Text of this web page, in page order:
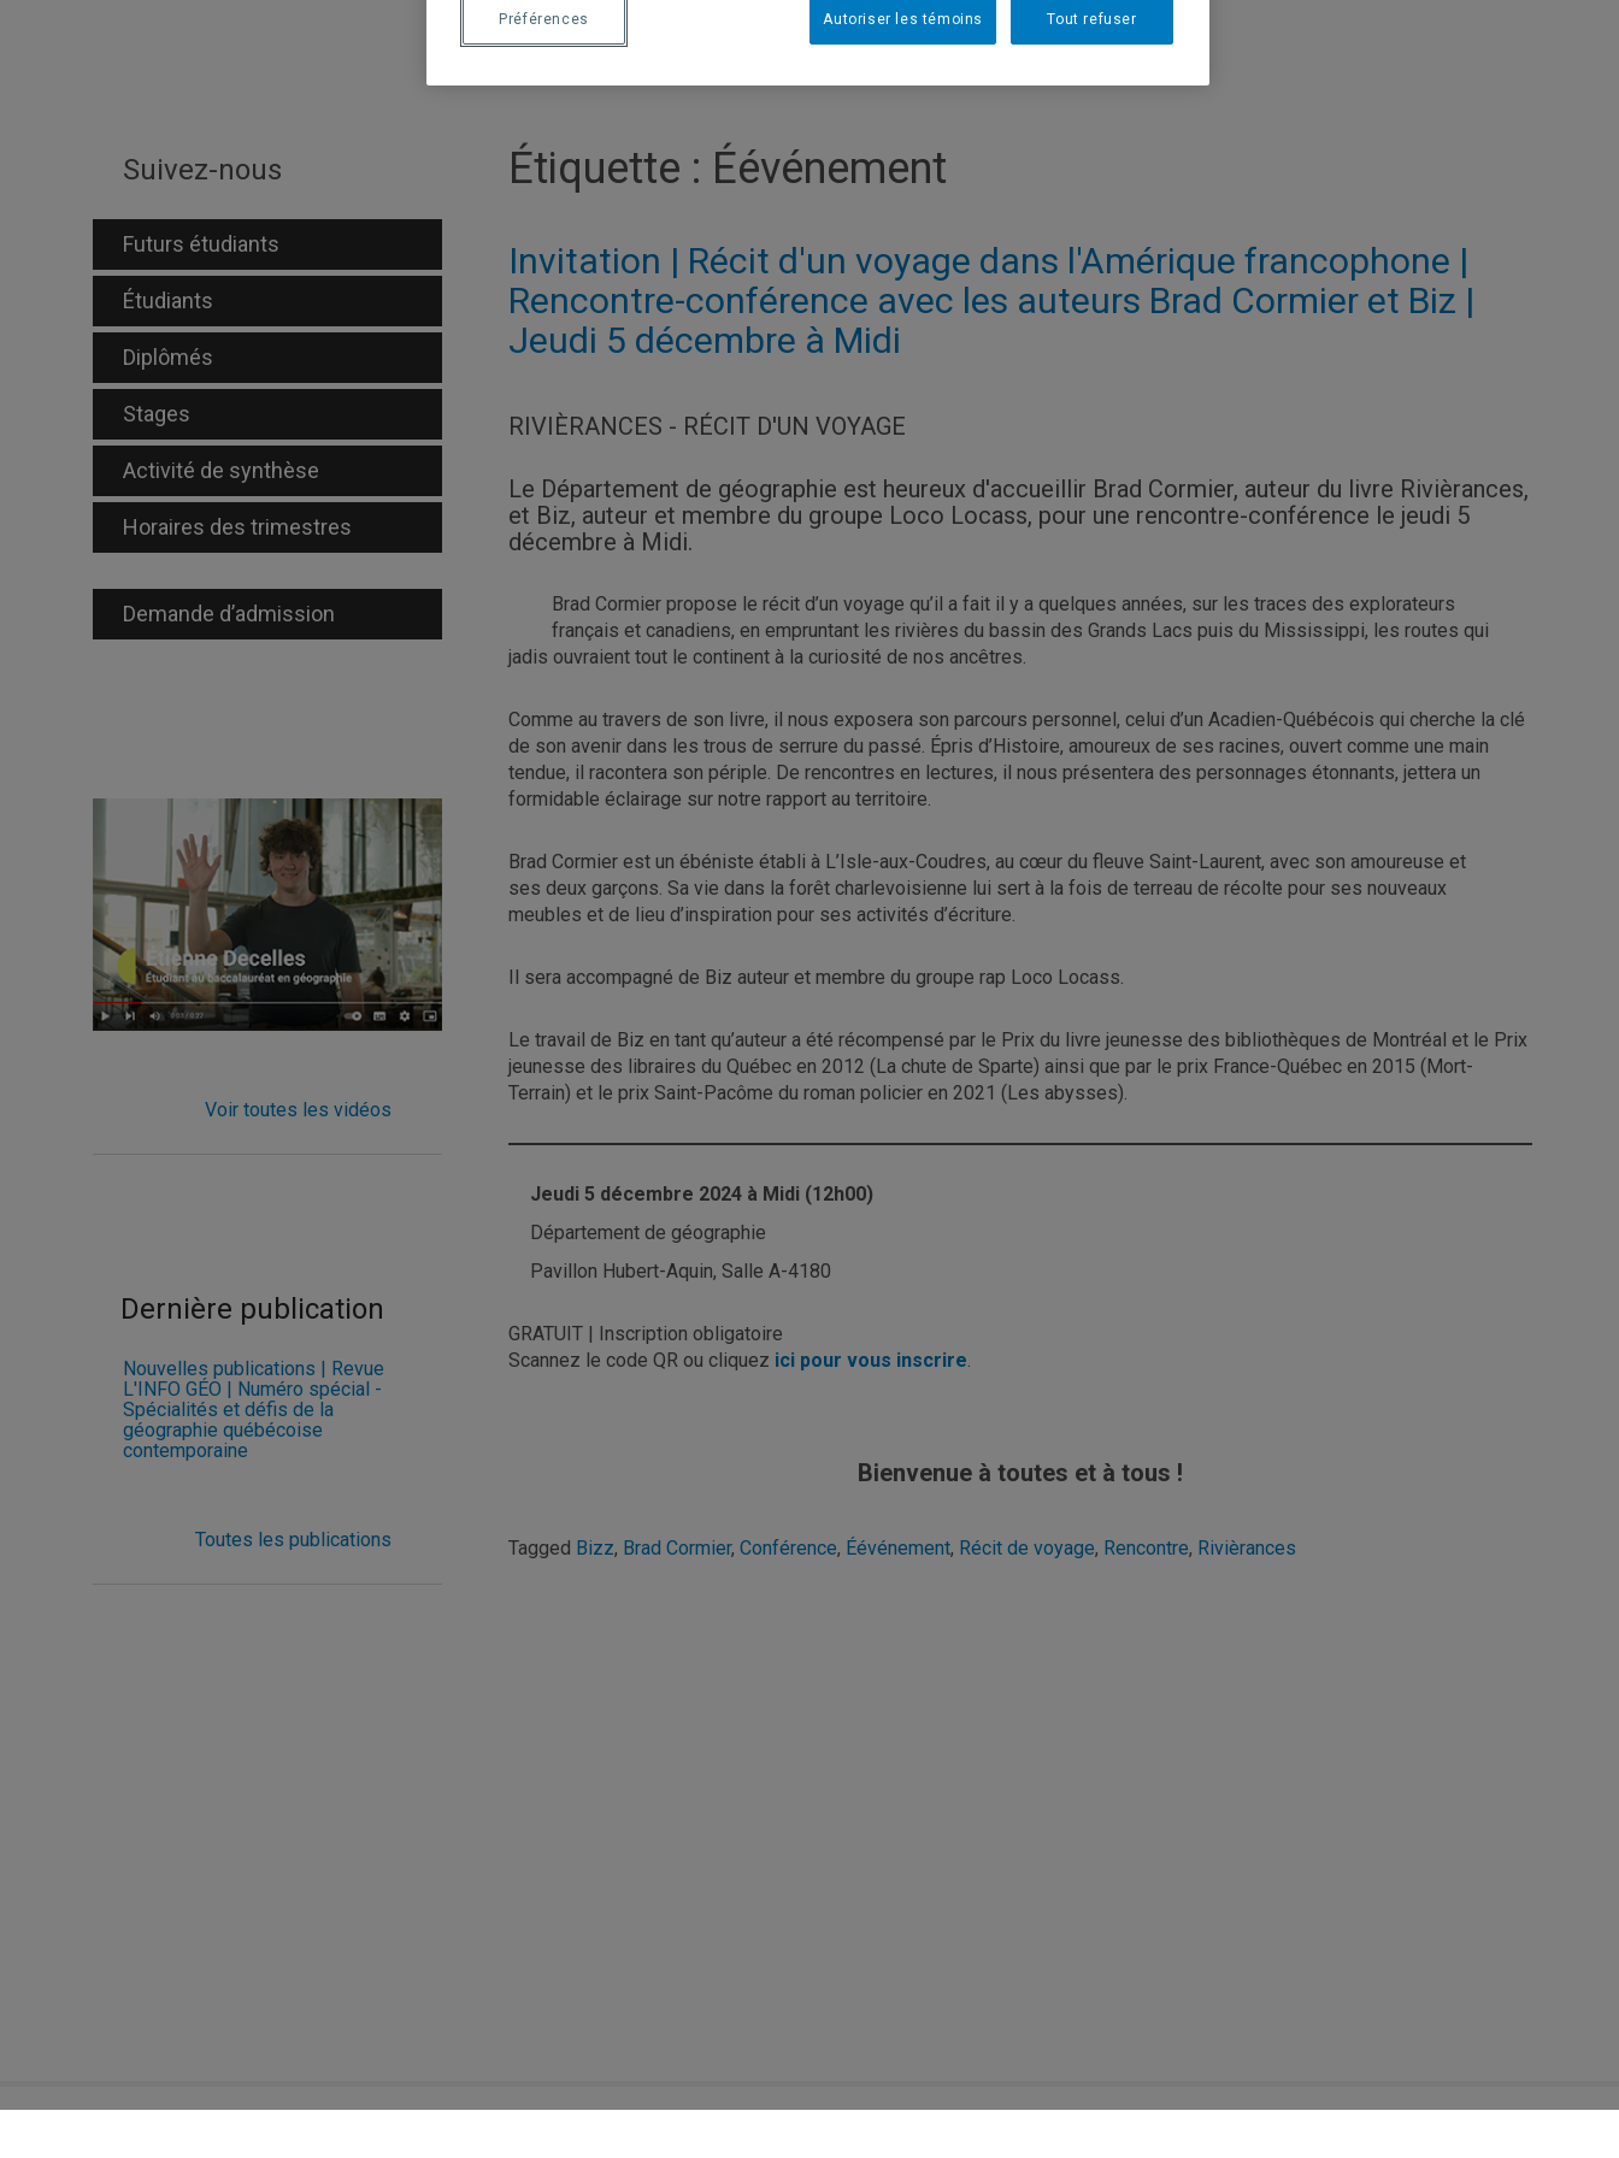
Suivez-nous
Futurs étudiants
Étudiants
Diplômés
Stages
Activité de synthèse
Horaires des trimestres
Demande d’admission
Voir toutes les vidéos
Dernière publication
Nouvelles publications | Revue
L'INFO GÉO | Numéro spécial -
Spécialités et défis de la
géographie québécoise
contemporaine
Toutes les publications
Étiquette : Éévénement
Invitation | Récit d'un voyage dans l'Amérique francophone |
Rencontre-conférence avec les auteurs Brad Cormier et Biz |
Jeudi 5 décembre à Midi
RIVIÈRANCES - RÉCIT D'UN VOYAGE
Le Département de géographie est heureux d'accueillir Brad Cormier, auteur du livre Rivièrances,
et Biz, auteur et membre du groupe Loco Locass, pour une rencontre-conférence le jeudi 5
décembre à Midi.
Brad Cormier propose le récit d’un voyage qu’il a fait il y a quelques années, sur les traces des explorateurs
français et canadiens, en empruntant les rivières du bassin des Grands Lacs puis du Mississippi, les routes qui
jadis ouvraient tout le continent à la curiosité de nos ancêtres.
Comme au travers de son livre, il nous exposera son parcours personnel, celui d’un Acadien-Québécois qui cherche la clé
de son avenir dans les trous de serrure du passé. Épris d’Histoire, amoureux de ses racines, ouvert comme une main
tendue, il racontera son périple. De rencontres en lectures, il nous présentera des personnages étonnants, jettera un
formidable éclairage sur notre rapport au territoire.
Brad Cormier est un ébéniste établi à L’Isle-aux-Coudres, au cœur du fleuve Saint-Laurent, avec son amoureuse et
ses deux garçons. Sa vie dans la forêt charlevoisienne lui sert à la fois de terreau de récolte pour ses nouveaux
meubles et de lieu d’inspiration pour ses activités d’écriture.
Il sera accompagné de Biz auteur et membre du groupe rap Loco Locass.
Le travail de Biz en tant qu’auteur a été récompensé par le Prix du livre jeunesse des bibliothèques de Montréal et le Prix
jeunesse des libraires du Québec en 2012 (La chute de Sparte) ainsi que par le prix France-Québec en 2015 (Mort-
Terrain) et le prix Saint-Pacôme du roman policier en 2021 (Les abysses).
Jeudi 5 décembre 2024 à Midi (12h00)
Département de géographie
Pavillon Hubert-Aquin, Salle A-4180
GRATUIT | Inscription obligatoire
Scannez le code QR ou cliquez ici pour vous inscrire.
Bienvenue à toutes et à tous !
Tagged Bizz, Brad Cormier, Conférence, Éévénement, Récit de voyage, Rencontre, Rivièrances
Tout refuser
Autoriser les témoins
Préférences